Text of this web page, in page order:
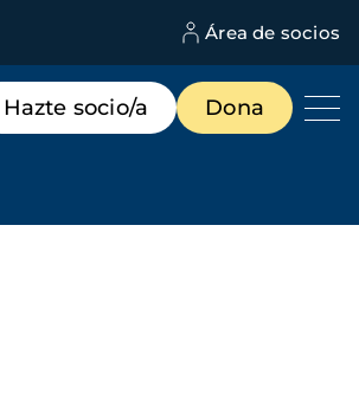
Área de socios
Hazte socio/a Dona